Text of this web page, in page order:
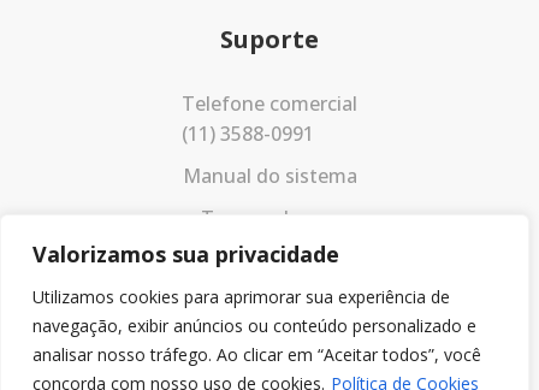
Valorizamos sua privacidade
Utilizamos cookies para aprimorar sua experiência de
navegação, exibir anúncios ou conteúdo personalizado e
analisar nosso tráfego. Ao clicar em “Aceitar todos”, você
concorda com nosso uso de cookies. Política de Cookies
Suporte
Telefone comercial
(11) 3588-0991
Manual do sistema
Termos de uso
Política de privacidade